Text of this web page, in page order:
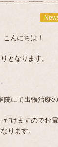
こんにちは！
となります。
にて出張治療
だけますのでお
ります。